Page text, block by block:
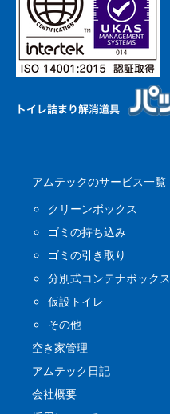
アムテックのサービス一覧
クリーンボックス
ゴミの持ち込み
ゴミの引き取り
分別式コンテナボックス
仮設トイレ
その他
空き家管理
アムテック日記
会社概要